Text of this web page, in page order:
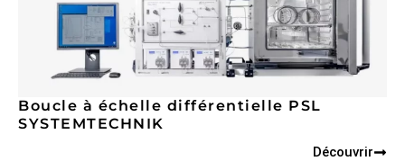
Boucle à échelle différentielle PSL
SYSTEMTECHNIK
Découvrir